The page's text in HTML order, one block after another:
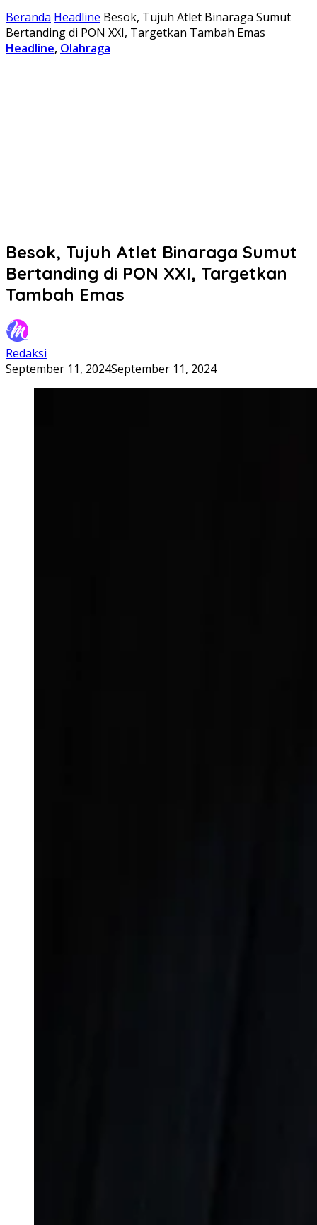
Beranda Headline Besok, Tujuh Atlet Binaraga Sumut
Bertanding di PON XXI, Targetkan Tambah Emas
Headline, Olahraga
Besok, Tujuh Atlet Binaraga Sumut
Bertanding di PON XXI, Targetkan
Tambah Emas
Redaksi
September 11, 2024September 11, 2024